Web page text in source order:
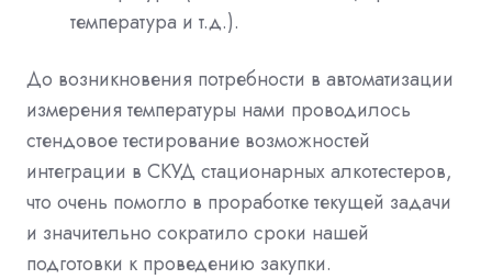
температура и т.д.).
До возникновения потребности в автоматизации
измерения температуры нами проводилось
стендовое тестирование возможностей
интеграции в СКУД стационарных алкотестеров,
что очень помогло в проработке текущей задачи
и значительно сократило сроки нашей
подготовки к проведению закупки.